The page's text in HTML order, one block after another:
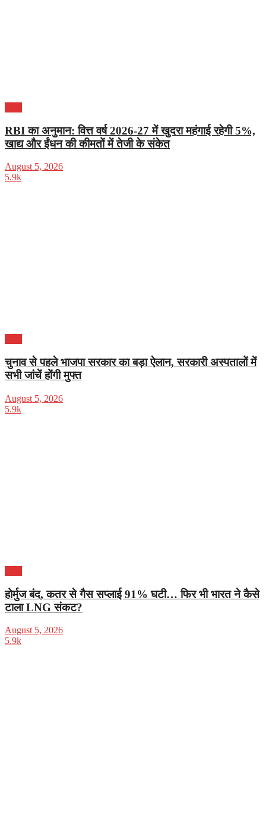
RBI का अनुमान: वित्त वर्ष 2026-27 में खुदरा महंगाई रहेगी 5%,
खाद्य और ईंधन की कीमतों में तेजी के संकेत
August 5, 2026
5.9k
चुनाव से पहले भाजपा सरकार का बड़ा ऐलान, सरकारी अस्पतालों में
सभी जांचें होंगी मुफ्त
August 5, 2026
5.9k
होर्मुज बंद, कतर से गैस सप्लाई 91% घटी… फिर भी भारत ने कैसे
टाला LNG संकट?
August 5, 2026
5.9k